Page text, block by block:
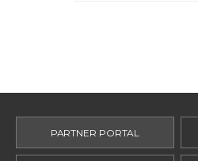
PARTNER PORTAL